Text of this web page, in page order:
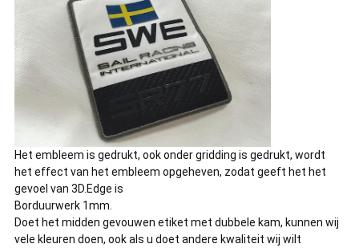
Het embleem is gedrukt, ook onder gridding is gedrukt, wordt
het effect van het embleem opgeheven, zodat geeft het het
gevoel van 3D.Edge is
Borduurwerk 1mm.
Doet het midden gevouwen etiket met dubbele kam, kunnen wij
vele kleuren doen, ook als u doet andere kwaliteit wij wilt